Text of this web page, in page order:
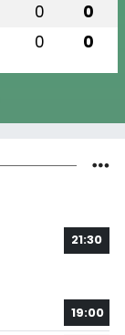
0 0
0 0
21:30
19:00